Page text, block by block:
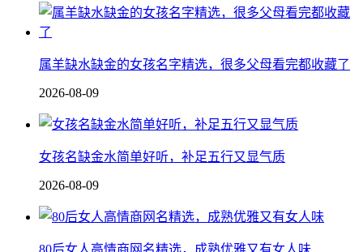
属羊缺水缺金的女孩名字精选，很多父母看完都收藏了
2026-08-09
女孩名缺金水简单好听，补足五行又显气质
2026-08-09